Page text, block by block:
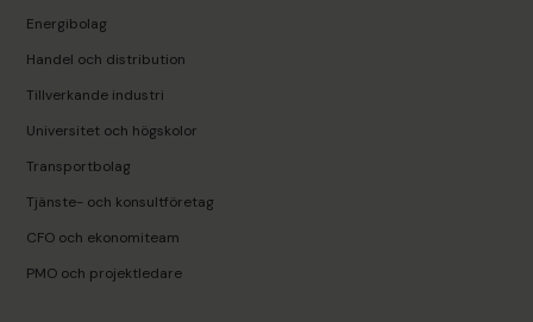
Energibolag
Handel och distribution
Tillverkande industri
Universitet och högskolor
Transportbolag
Tjänste- och konsultföretag
CFO och ekonomiteam
PMO och projektledare